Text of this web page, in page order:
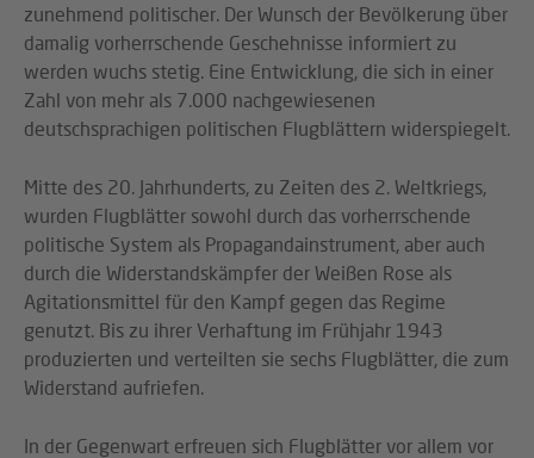
zunehmend politischer. Der Wunsch der Bevölkerung über
damalig vorherrschende Geschehnisse informiert zu
werden wuchs stetig. Eine Entwicklung, die sich in einer
Zahl von mehr als 7.000 nachgewiesenen
deutschsprachigen politischen Flugblättern widerspiegelt.
Mitte des 20. Jahrhunderts, zu Zeiten des 2. Weltkriegs,
wurden Flugblätter sowohl durch das vorherrschende
politische System als Propagandainstrument, aber auch
durch die Widerstandskämpfer der Weißen Rose als
Agitationsmittel für den Kampf gegen das Regime
genutzt. Bis zu ihrer Verhaftung im Frühjahr 1943
produzierten und verteilten sie sechs Flugblätter, die zum
Widerstand aufriefen.
In der Gegenwart erfreuen sich Flugblätter vor allem vor